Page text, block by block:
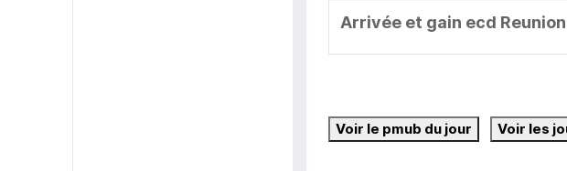
Arrivée et gain ecd
Voir le pmub du jour
Voir les